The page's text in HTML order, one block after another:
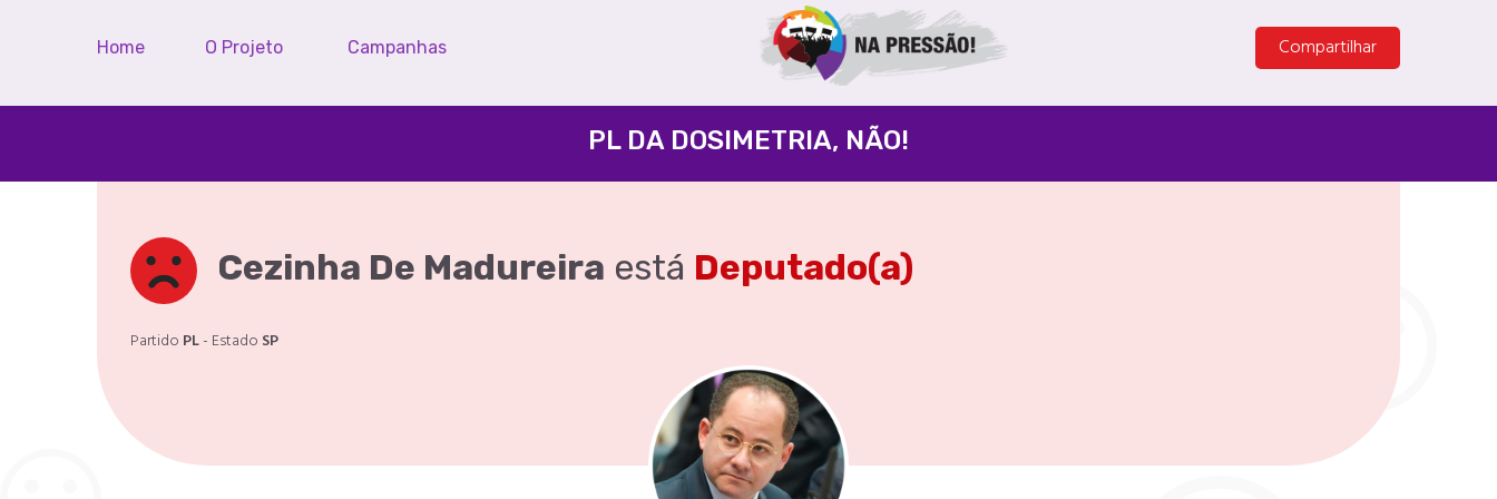
Home O Projeto Campanhas Compartilhar
PL DA DOSIMETRIA, NÃO!
Cezinha De Madureira está Deputado(a)
Partido PL- Estado SP